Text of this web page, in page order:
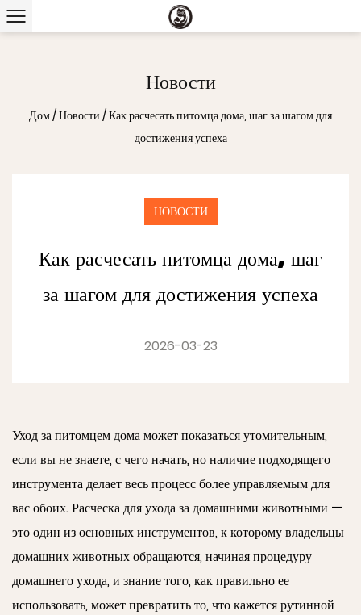
Новости
Дом/Новости /Как расчесать питомца дома, шаг за шагом для
достижения успеха
НОВОСТИ
Как расчесать питомца дома, шаг
за шагом для достижения успеха
2026-03-23
Уход за питомцем дома может показаться утомительным,
если вы не знаете, с чего начать, но наличие подходящего
инструмента делает весь процесс более управляемым для
вас обоих. Расческа для ухода за домашними животными —
это один из основных инструментов, к которому владельцы
домашних животных обращаются, начиная процедуру
домашнего ухода, и знание того, как правильно ее
использовать, может превратить то, что кажется рутинной